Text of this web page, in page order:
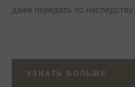
даже передать по наследству.
УЗНАТЬ БОЛЬШЕ